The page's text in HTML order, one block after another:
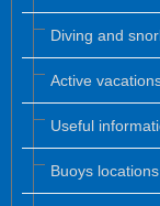
Diving and
Active
Useful
Buoys locations